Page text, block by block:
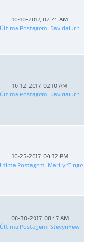
10-10-2017, 02:24 AM
Última Postagem: Davidalurn
10-12-2017, 02:10 AM
Última Postagem: Davidalurn
10-25-2017, 04:32 PM
Postagem: MarilynTinge
08-30-2017, 08:47 AM
Última Postagem: StevynHew